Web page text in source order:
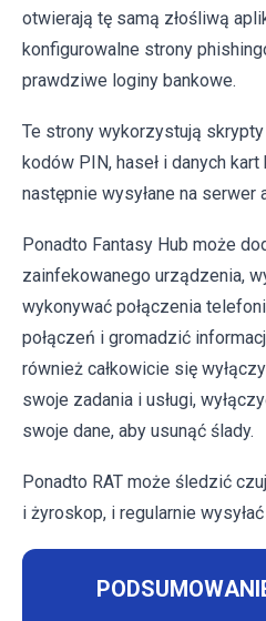
otwierają tę samą złośliwą
konfigurowalne strony
prawdziwe loginy bankowe.
Te strony wykorzystują
kodów PIN, haseł i danych
następnie wysyłane na serwer
Ponadto Fantasy Hub może
zainfekowanego urządzenia,
wykonywać połączenia
połączeń i gromadzić
również całkowicie się
swoje zadania i usługi,
swoje dane, aby usunąć ślady.
Ponadto RAT może śledzić
i żyroskop, i regularnie